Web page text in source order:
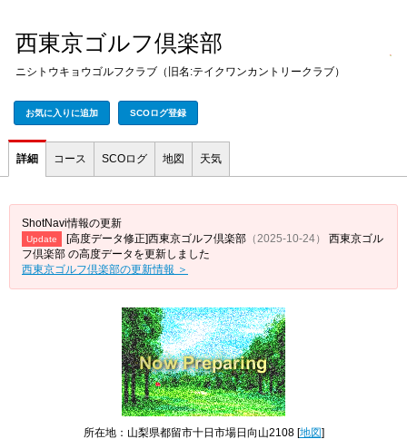
西東京ゴルフ倶楽部
ニシトウキョウゴルフクラブ（旧名:テイクワンカントリークラブ）
お気に入りに追加 SCOログ登録
詳細 コース SCOログ 地図 天気
ShotNavi情報の更新
Update [高度データ修正]西東京ゴルフ倶楽部 （2025-10-24）
西東京ゴル
フ倶楽部 の高度データを更新しました
西東京ゴルフ倶楽部の更新情報 ＞
所在地：山梨県都留市十日市場日向山2108 [地図]